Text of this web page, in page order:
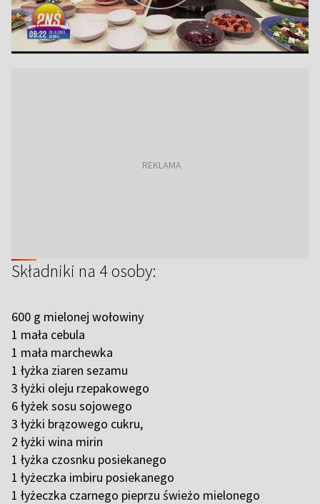
Składniki na 4 osoby:
600 g mielonej wołowiny
1 mała cebula
1 mała marchewka
1 łyżka ziaren sezamu
3 łyżki oleju rzepakowego
6 łyżek sosu sojowego
3 łyżki brązowego cukru,
2 łyżki wina mirin
1 łyżka czosnku posiekanego
1 łyżeczka imbiru posiekanego
1 łyżeczka czarnego pieprzu świeżo mielonego